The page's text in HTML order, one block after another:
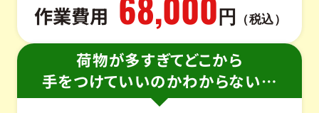
作業費用 円 （税込）
荷物が多すぎてどこから
手をつけていいのかわからない…